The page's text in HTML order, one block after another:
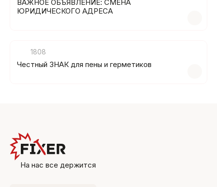
ВАЖНОЕ ОБЪЯВЛЕНИЕ: СМЕНА
ЮРИДИЧЕСКОГО АДРЕСА
1808
Честный ЗНАК для пены и герметиков
На нас все держится